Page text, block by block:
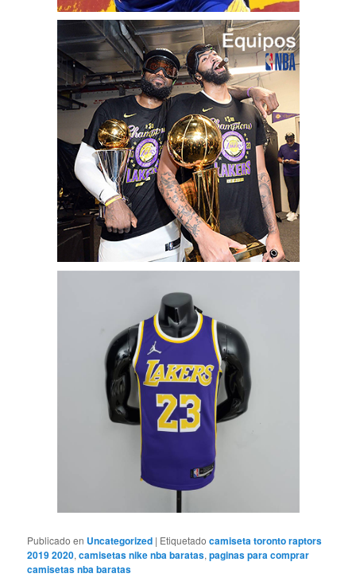
Publicado en Uncategorized | Etiquetado camiseta toronto raptors
2019 2020,camisetas nike nba baratas,paginas para comprar
camisetas nba baratas